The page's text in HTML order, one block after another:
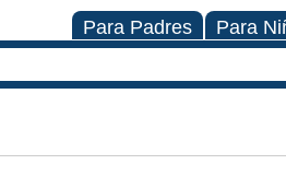
Para Padres Para